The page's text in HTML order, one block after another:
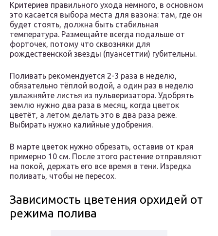
Критериев правильного ухода немного, в основном
это касается выбора места для вазона: там, где он
будет стоять, должна быть стабильная
температура. Размещайте всегда подальше от
форточек, потому что сквозняки для
рождественской звезды (пуансеттии) губительны.
Поливать рекомендуется 2-3 раза в неделю,
обязательно тёплой водой, а один раз в неделю
увлажняйте листья из пульверизатора. Удобрять
землю нужно два раза в месяц, когда цветок
цветёт, а летом делать это в два раза реже.
Выбирать нужно калийные удобрения.
В марте цветок нужно обрезать, оставив от края
примерно 10 см. После этого растение отправляют
на покой, держать его все время в тени. Изредка
поливать, чтобы не пересох.
Зависимость цветения орхидей от
режима полива